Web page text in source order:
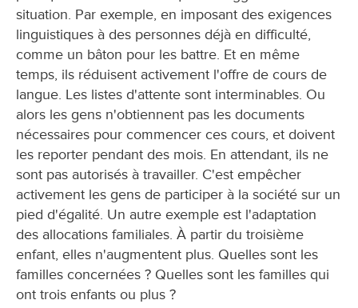
situation. Par exemple, en imposant des exigences
linguistiques à des personnes déjà en difficulté,
comme un bâton pour les battre. Et en même
temps, ils réduisent activement l'offre de cours de
langue. Les listes d'attente sont interminables. Ou
alors les gens n'obtiennent pas les documents
nécessaires pour commencer ces cours, et doivent
les reporter pendant des mois. En attendant, ils ne
sont pas autorisés à travailler. C'est empêcher
activement les gens de participer à la société sur un
pied d'égalité. Un autre exemple est l'adaptation
des allocations familiales. À partir du troisième
enfant, elles n'augmentent plus. Quelles sont les
familles concernées ? Quelles sont les familles qui
ont trois enfants ou plus ?